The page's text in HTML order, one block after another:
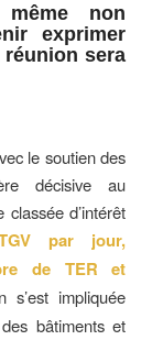
non
exprimer
sera
le soutien des
décisive au
d’intérêt
GV par jour,
de TER et
s’est impliquée
bâtiments et